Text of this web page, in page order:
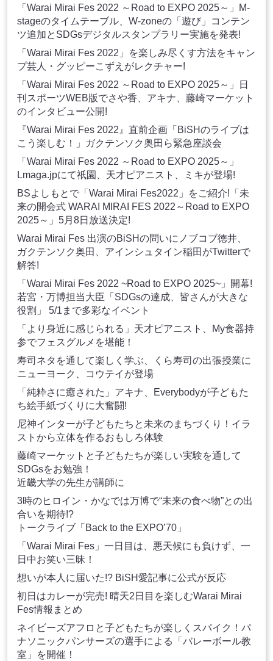
「Warai Mirai Fes 2022 ～Road to EXPO 2025～」M-
stageのタイムテーブル、W-zoneの「遊び」コンテン
ツ追加とSDGsデジタルスタンプラリー実施を発表!
「Warai Mirai Fes 2022」を楽しみ尽くす方法をキャン
プ芸人・グッピーこずえがレクチャー!
「Warai Mirai Fes 2022 ～Road to EXPO 2025～」日
刊スポーツWEB版でさや香、アキナ、藤崎マーケット
のインタビュー公開!
『Warai Mirai Fes 2022』直前企画「BiSHのライブは
こう楽しむ！」ガクテンソク奥田ら緊急座談会
「Warai Mirai Fes 2022 ～Road to EXPO 2025～」
Lmaga.jpにて祇園、天才ピアニスト、ミキが登場!
BSよしもとで「Warai Mirai Fes2022」をご紹介!「未
来の開会式 WARAI MIRAI FES 2022～Road to EXPO
2025～」5月8日放送決定!
Warai Mirai Fes 出演のBiSHの問いにノブコブ徳井、
ガクテンソク奥田、アインシュタイン稲田がTwitterで
解答!
「Warai Mirai Fes 2022 ~Road to EXPO 2025~」開幕!
若宮・万博担当大臣「SDGsの達成、皆さんが大きな
役割」 5/1まで多彩なイベント
「より身近に感じられる」天才ピアニスト、My食器持
参でフェスグルメを堪能！
寿司ネタを通して楽しく学ぶ、くら寿司の出張授業に
ニューヨーク、コウテイが登場
「純粋さに癒された」アキナ、Everybodyが子どもた
ち絵手紙づくりに大奮闘!
尼神インターが子どもたちと未来のまちづくり！イラ
ストから立体を作るおもしろ体験
藤崎マーケットと子どもたちが楽しい実験を通して
SDGsをお勉強！
近畿大学の先生が講師に
3時のヒロイン・かなでは万博で“未来の食べ物”との出
合いを期待!?
トークライブ「Back to the EXPO’70」
「Warai Mirai Fes」一日目は、悪天候にも負けず、一
日中お笑い三昧！
想いが本人に届いた!? BiSH愛記事に公式が反応
初日はカレーが完売! 晴天2日目を楽しむWarai Mirai
Fes情報まとめ
ネイビーズアフロと子どもたちが楽しくスパイク！パ
ナソニックパンサーズの選手による「バレーボール教
室」を開催！